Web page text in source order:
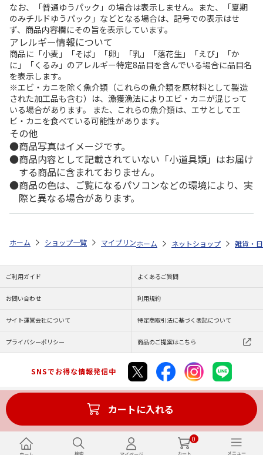
0
なお、「普通ゆうパック」の場合は表示しません。また、「夏期
のみチルドゆうパック」などとなる場合は、記号での表示はせ
ず、商品内容欄にその旨を表示しています。
アレルギー情報について
商品に「小麦」「そば」「卵」「乳」「落花生」「えび」「か
に」「くるみ」のアレルギー特定8品目を含んでいる場合に品目名
を表示します。
※エビ・カニを除く魚介類（これらの魚介類を原材料として製造
された加工品も含む）は、漁獲漁法によりエビ・カニが混じって
いる場合があります。 また、これらの魚介類は、エサとしてエ
ビ・カニを食べている可能性があります。
その他
商品写真はイメージです。
商品内容として記載されていない「小道具類」はお届け
する商品に含まれておりません。
商品の色は、ご覧になるパソコンなどの環境により、実
際と異なる場合があります。
カートに入れる
ホーム ショップ一覧 マイプリント カーステッカー【ミニチュア
ホーム ネットショップ 雑貨・
ご利用ガイド よくあるご質問
お問い合わせ 利用規約
サイト運営会社について 特定商取引法に基づく表記について
プライバシーポリシー 商品のご提案はこちら
SNSでお得な情報発信中